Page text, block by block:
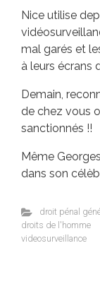
Nice utilise
mal garés et
à leurs écrans
Demain,
de chez vous
sanctionnés !!
Même
dans son
droit pénal
droits de l'homme
videosurveillance